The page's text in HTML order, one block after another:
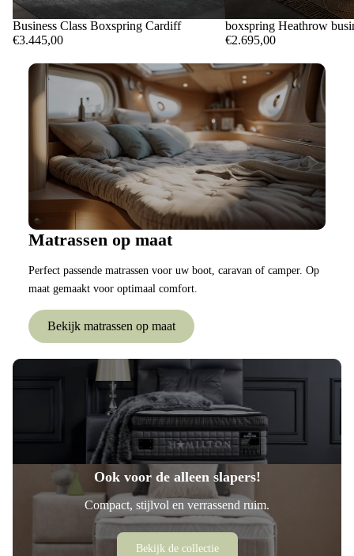
Business Class Boxspring Cardiff
€3.445,00
boxspring Heathrow
€2.695,00
Matrassen op maat
Perfect passende matrassen voor uw boot, caravan of camper. Op
maat gemaakt voor optimaal comfort.
Bekijk matrassen op maat
Ook voor de alleen slapers!
Compact, stijlvol en verrassend ruim.
Bekijk de collectie